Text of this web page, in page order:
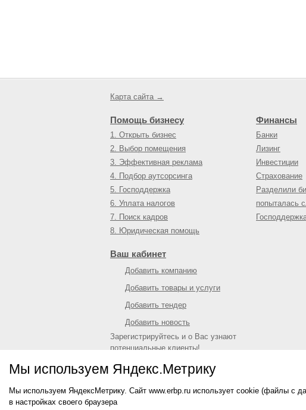
Мы используем Яндекс.Метрику
Мы используем ЯндексМетрику. Сайт www.erbp.ru использует cookie (файлы с
в настройках своего браузера
Карта сайта →
Помощь бизнесу
1. Открыть бизнес
2. Выбор помещения
3. Эффективная реклама
4. Подбор аутсорсинга
5. Господдержка
6. Уплата налогов
7. Поиск кадров
8. Юридическая помощь
Финансы
Банки
Лизинг
Инвестиции
Страхование
Разделили
попыталась
Ваш кабинет
Добавить компанию
Добавить товары и услуги
Добавить тендер
Добавить новость
Зарегистрируйтесь и о Вас узнают
потенциальные клиенты!
© 2009—2026Единый республиканский бизнес-
О портале